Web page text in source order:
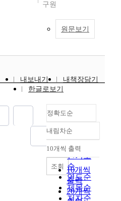
구원
원문보기
내보내기
내책장담기
한글로보기
정확도순
정확도
순
인기도
순
연도순
제목순
저자순
내림차순
내림차순
10개씩 출력
10개씩
출력
20개씩
조회